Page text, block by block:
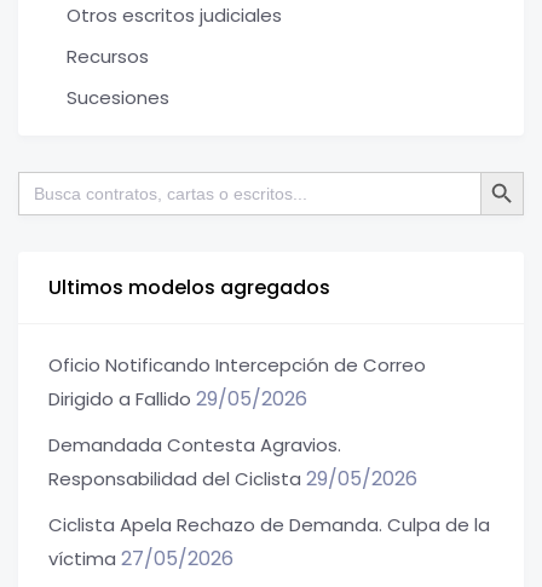
Otros escritos judiciales
Recursos
Sucesiones
Buscar: Botón de
Ultimos modelos agregados
Oficio Notificando Intercepción de Correo
Dirigido a Fallido 29/05/2026
Demandada Contesta Agravios.
Responsabilidad del Ciclista 29/05/2026
Ciclista Apela Rechazo de Demanda. Culpa de la
víctima 27/05/2026